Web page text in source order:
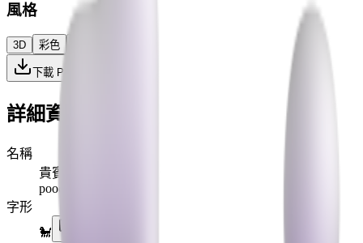
風格
3D 彩色
下載 PNG
詳細資訊
名稱
貴賓犬
poodle
字形
🐩